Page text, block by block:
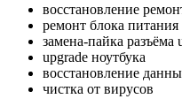
восстановление
ремонт блока питания
замена-пайка разъёма
upgrade ноутбука
восстановление
чистка от вирусов